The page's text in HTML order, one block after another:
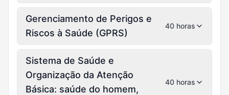
Gerenciamento de Perigos e
Riscos à Saúde (GPRS)
40 horas
Sistema de Saúde e
Organização da Atenção
Básica: saúde do homem,
40 horas